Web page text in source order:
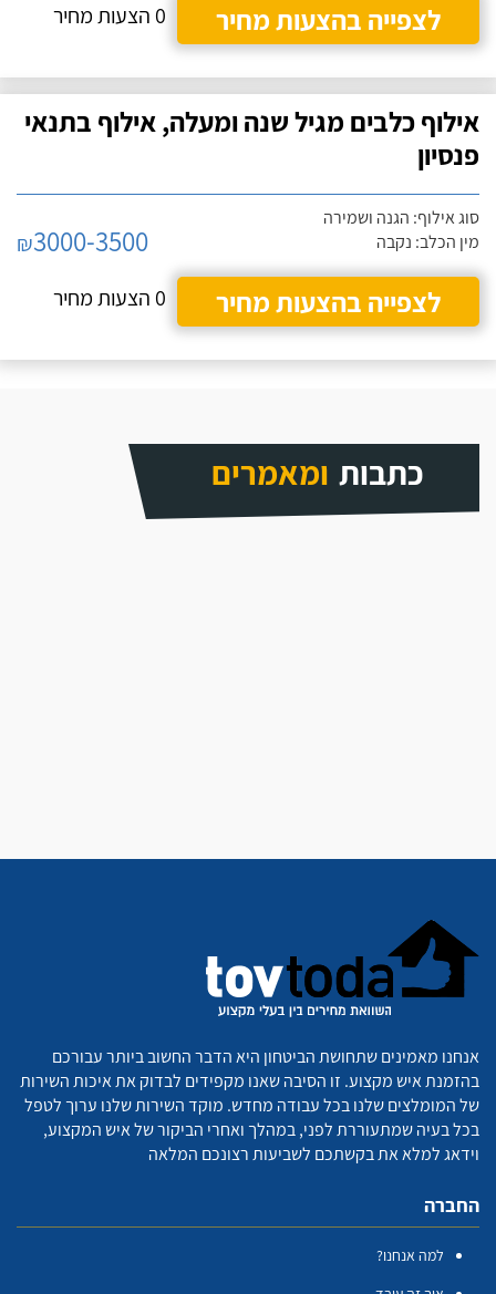
לצפייה בהצעות מחיר
0 הצעות מחיר
אילוף כלבים מגיל שנה ומעלה, אילוף בתנאי
פנסיון
סוג אילוף: הגנה ושמירה
מין הכלב: נקבה
₪3000-3500
לצפייה בהצעות מחיר
0 הצעות מחיר
כתבות ומאמרים
אנחנו מאמינים שתחושת הביטחון היא הדבר החשוב ביותר עבורכם
בהזמנת איש מקצוע. זו הסיבה שאנו מקפידים לבדוק את איכות השירות
של המומלצים שלנו בכל עבודה מחדש. מוקד השירות שלנו ערוך לטפל
בכל בעיה שמתעוררת לפני, במהלך ואחרי הביקור של איש המקצוע,
וידאג למלא את בקשתכם לשביעות רצונכם המלאה
החברה
למה אנחנו?